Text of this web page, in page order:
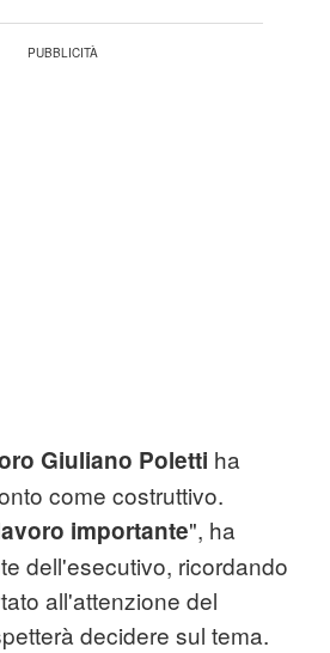
Giuliano Poletti ha
come costruttivo.
importante", ha
dell'esecutivo, ricordando
all'attenzione del
decidere sul tema.